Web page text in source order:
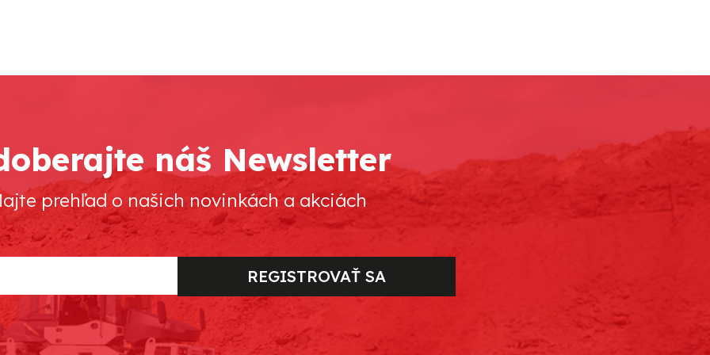
náš Newsletter
prehľad o našich novinkách a akciách
REGISTROVAŤ SA